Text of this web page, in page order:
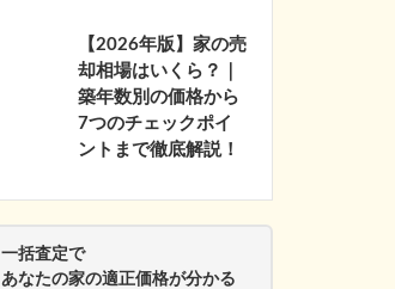
【2026年版】家の売
却相場はいくら？｜
築年数別の価格から
7つのチェックポイ
ントまで徹底解説！
一括査定で
あなたの家の適正価格が分かる